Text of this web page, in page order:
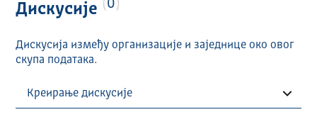
Дискусије 0
Дискусија између организације и заједнице око овог
скупа података.